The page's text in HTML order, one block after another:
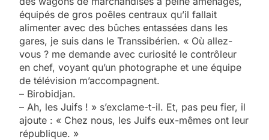
équipés de gros poêles centraux qu’il fallait
alimenter avec des bûches entassées dans les
gares, je suis dans le Transsibérien. « Où allez-
vous ? me demande avec curiosité le contrôleur
en chef, voyant qu’un photographe et une équipe
de télévision m’accompagnent.
– Birobidjan.
– Ah, les Juifs ! » s’exclame-t-il. Et, pas peu fier, il
ajoute : « Chez nous, les Juifs eux-mêmes ont leur
république. »